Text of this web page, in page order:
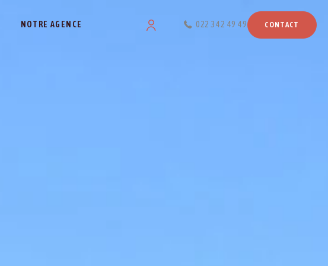
NOTRE AGENCE 022 342 49 49 CONTACT